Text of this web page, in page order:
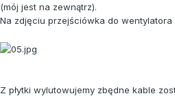
(mój jest na zewnątrz).
Na zdjęciu przejściówka do wentylatora
Z płytki wylutowujemy zbędne kable